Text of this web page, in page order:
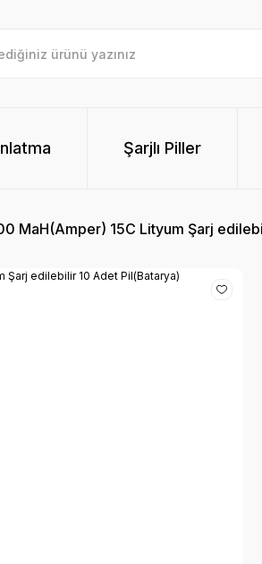
Şarjlı Piller
MaH(Amper) 15C Lityum Şarj